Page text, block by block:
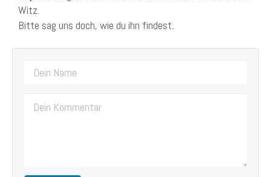
Witz.
Bitte sag uns doch, wie du ihn findest.